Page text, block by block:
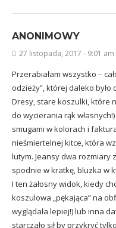
ANONIMOWY
27 listopada, 2017 - 9:01 am
Przerabiałam wszystko –
odzieży”, której daleko
Dresy, stare koszulki, które
do wycierania rąk
smugami w kolorach i
nieśmiertelnej kitce, która
lutym. Jeansy dwa rozmiary
spodnie w kratkę, bluzka w
I ten żałosny widok, kiedy
koszulowa „pękająca” na
wyglądała lepiej!) lub inna
starczało sił by przykryć